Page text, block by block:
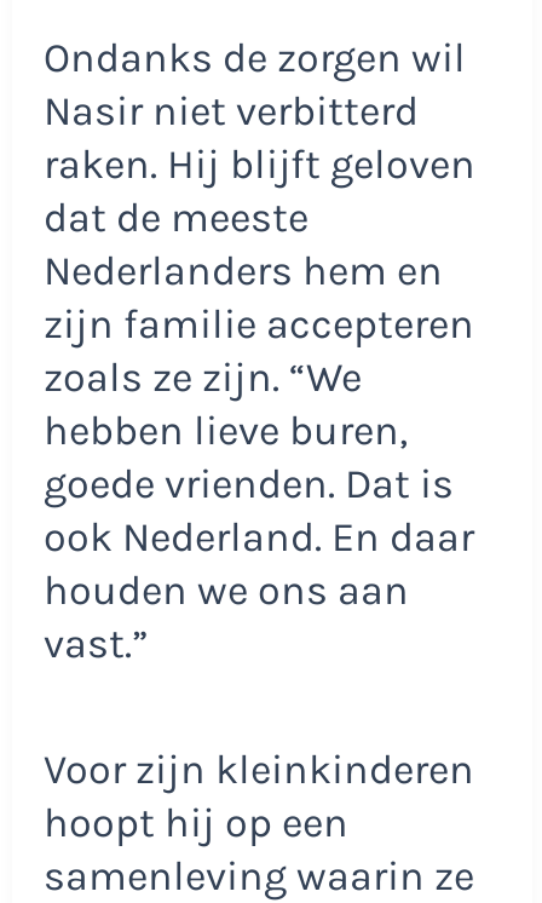
Ondanks de zorgen wil
Nasir niet verbitterd
raken. Hij blijft geloven
dat de meeste
Nederlanders hem en
zijn familie accepteren
zoals ze zijn. “We
hebben lieve buren,
goede vrienden. Dat is
ook Nederland. En daar
houden we ons aan
vast.”
Voor zijn kleinkinderen
hoopt hij op een
samenleving waarin ze